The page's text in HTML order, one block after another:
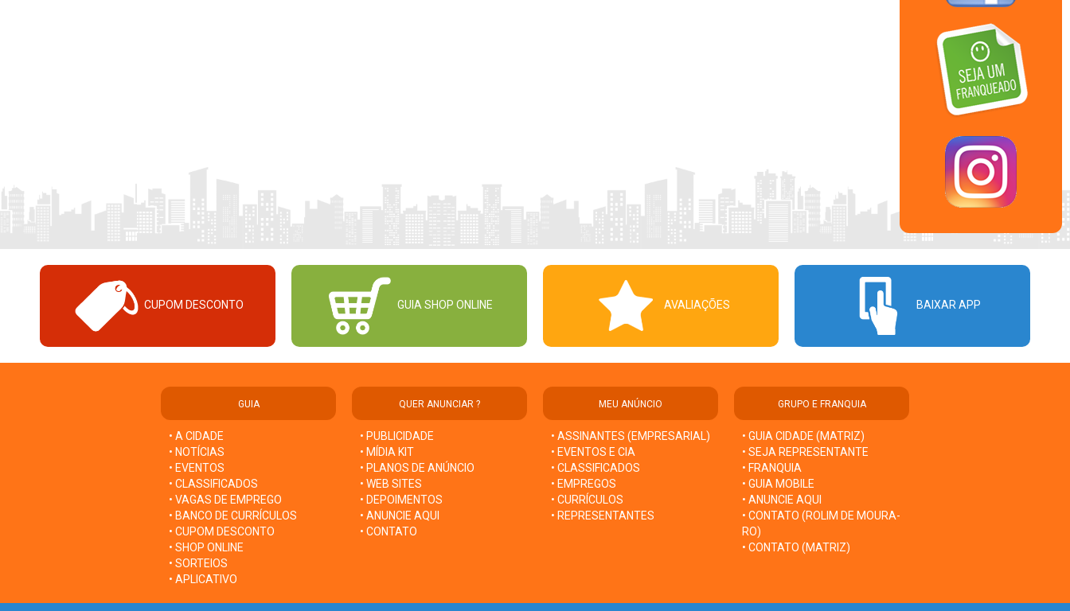
CUPOM DESCONTO GUIA SHOP ONLINE AVALIAÇÕES BAIXAR APP
GUIA
• A CIDADE
• NOTÍCIAS
• EVENTOS
• CLASSIFICADOS
• VAGAS DE EMPREGO
• BANCO DE CURRÍCULOS
• CUPOM DESCONTO
• SHOP ONLINE
• SORTEIOS
• APLICATIVO
QUER ANUNCIAR ?
• PUBLICIDADE
• MÍDIA KIT
• PLANOS DE ANÚNCIO
• WEB SITES
• DEPOIMENTOS
• ANUNCIE AQUI
• CONTATO
MEU ANÚNCIO
• ASSINANTES (EMPRESARIAL)
• EVENTOS E CIA
• CLASSIFICADOS
• EMPREGOS
• CURRÍCULOS
• REPRESENTANTES
GRUPO E FRANQUIA
• GUIA CIDADE (MATRIZ)
• SEJA REPRESENTANTE
• FRANQUIA
• GUIA MOBILE
• ANUNCIE AQUI
• CONTATO (ROLIM DE MOURA-
RO)
• CONTATO (MATRIZ)